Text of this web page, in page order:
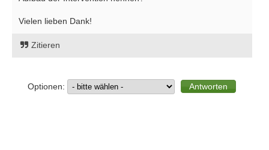
Vielen lieben Dank!
Zitieren
Optionen: